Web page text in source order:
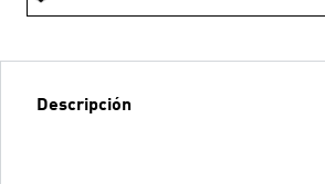
Descripción